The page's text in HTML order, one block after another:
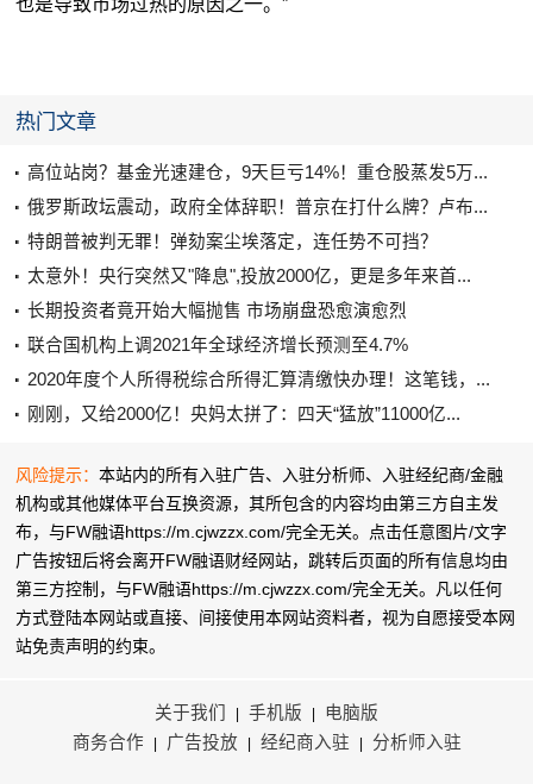
也是导致市场过热的原因之一。”
热门文章
高位站岗？基金光速建仓，9天巨亏14%！重仓股蒸发5万...
俄罗斯政坛震动，政府全体辞职！普京在打什么牌？卢布...
特朗普被判无罪！弹劾案尘埃落定，连任势不可挡？
太意外！央行突然又"降息",投放2000亿，更是多年来首...
长期投资者竟开始大幅抛售 市场崩盘恐愈演愈烈
联合国机构上调2021年全球经济增长预测至4.7%
2020年度个人所得税综合所得汇算清缴快办理！这笔钱，...
刚刚，又给2000亿！央妈太拼了：四天“猛放”11000亿...
风险提示：本站内的所有入驻广告、入驻分析师、入驻经纪商/金融
机构或其他媒体平台互换资源，其所包含的内容均由第三方自主发
布，与FW融语https://m.cjwzzx.com/完全无关。点击任意图片/文字
广告按钮后将会离开FW融语财经网站，跳转后页面的所有信息均由
第三方控制，与FW融语https://m.cjwzzx.com/完全无关。凡以任何
方式登陆本网站或直接、间接使用本网站资料者，视为自愿接受本网
站免责声明的约束。
关于我们 手机版
电脑版
商务合作
广告投放 经纪商入驻 分析师入驻